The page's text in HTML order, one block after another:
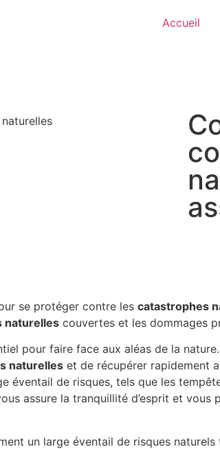
Accueil
se protéger contre les catastrophes
naturelles couvertes et les dommages
pour faire face aux aléas de la
naturelles et de récupérer rapidement
éventail de risques, tels que les
assure la tranquillité d’esprit et vous
un large éventail de risques